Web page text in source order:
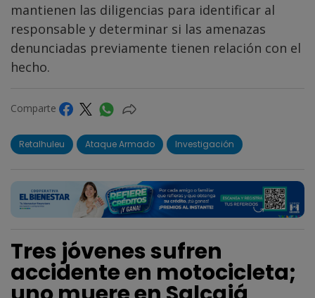
mantienen las diligencias para identificar al
responsable y determinar si las amenazas
denunciadas previamente tienen relación con el
hecho.
Comparte
Retalhuleu Ataque Armado Investigación
Tres jóvenes sufren
accidente en motocicleta;